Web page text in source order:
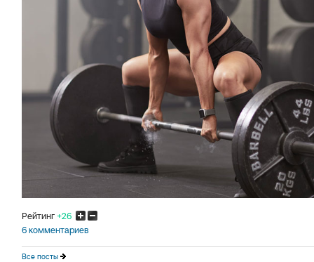
Рейтинг+26
6 комментариев
Все посты